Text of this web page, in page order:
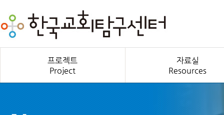
프로젝트
Project
자료실
Resources